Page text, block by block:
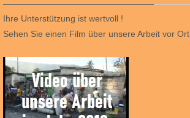
Ihre Unterstützung ist wertvoll !
Sehen Sie einen Film über unsere Arbeit vor Ort